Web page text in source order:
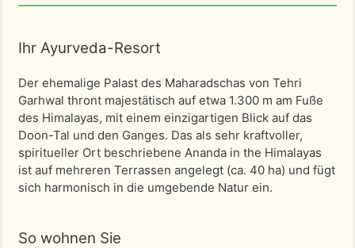
Ihr Ayurveda-Resort
Der ehemalige Palast des Maharadschas von Tehri
Garhwal thront majestätisch auf etwa 1.300 m am Fuße
des Himalayas, mit einem einzigartigen Blick auf das
Doon-Tal und den Ganges. Das als sehr kraftvoller,
spiritueller Ort beschriebene Ananda in the Himalayas
ist auf mehreren Terrassen angelegt (ca. 40 ha) und fügt
sich harmonisch in die umgebende Natur ein.
So wohnen Sie